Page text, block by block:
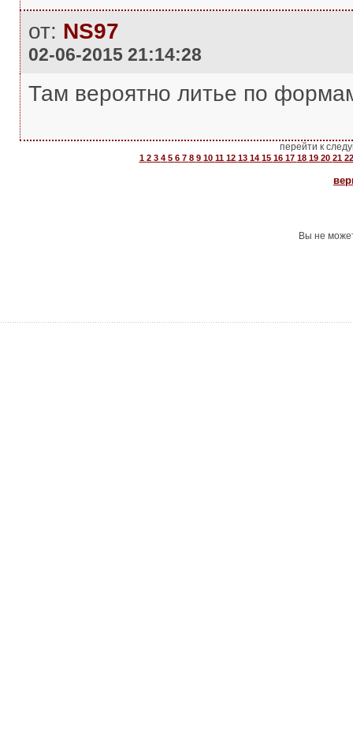
от: NS97
02-06-2015 21:14:28
Там вероятно литье по
перейти к
1 2 3 4 5 6 7 8 9 10 11 12 13 14 15 16 17 18 19 20 21
Вы не